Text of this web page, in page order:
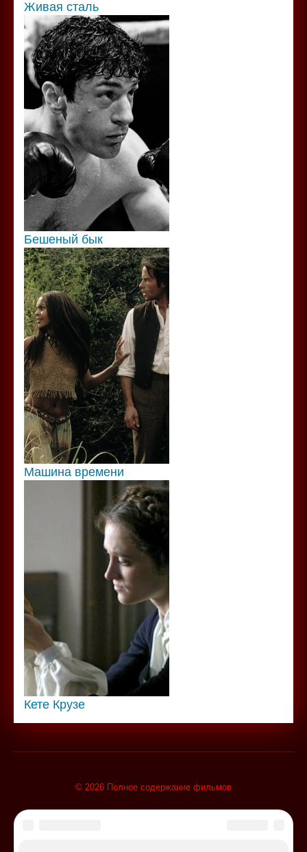
Живая сталь
Бешеный бык
Машина времени
Кете Крузе
© 2026 Полное содержание фильмов